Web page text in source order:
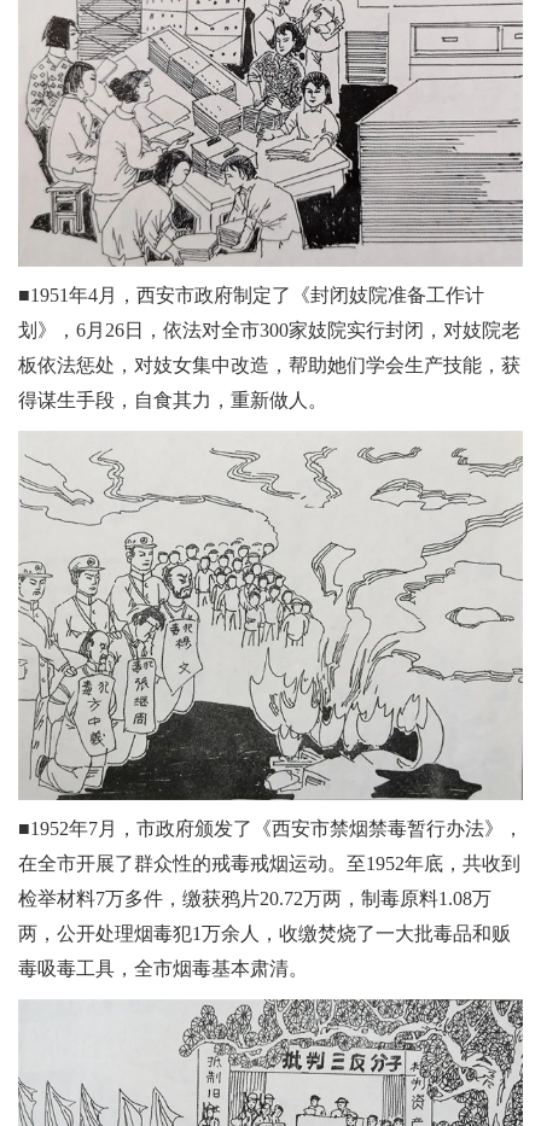
■1951年4月，西安市政府制定了《封闭妓院准备工作计
划》，6月26日，依法对全市300家妓院实行封闭，对妓院老
板依法惩处，对妓女集中改造，帮助她们学会生产技能，获
得谋生手段，自食其力，重新做人。
■1952年7月，市政府颁发了《西安市禁烟禁毒暂行办法》，
在全市开展了群众性的戒毒戒烟运动。至1952年底，共收到
检举材料7万多件，缴获鸦片20.72万两，制毒原料1.08万
两，公开处理烟毒犯1万余人，收缴焚烧了一大批毒品和贩
毒吸毒工具，全市烟毒基本肃清。